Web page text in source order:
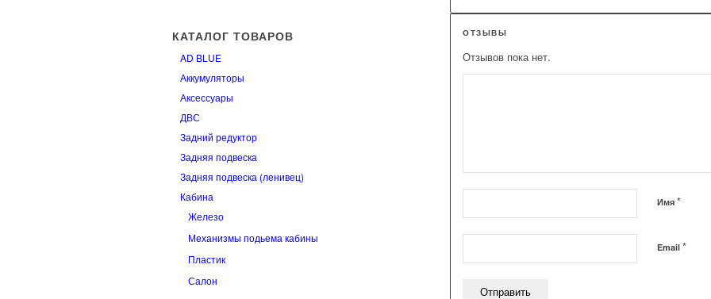
КАТАЛОГ ТОВАРОВ
AD BLUE
Аккумуляторы
Аксессуары
ДВС
Задний редуктор
Задняя подвеска
Задняя подвеска (ленивец)
Кабина
Железо
Механизмы подьема кабины
Пластик
Салон
ОТЗЫВЫ
Отзывов пока нет.
Имя*
Email*